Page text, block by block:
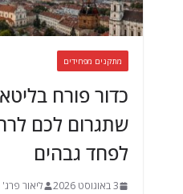
מתקנים מפחידים
כדור פורח
שתגרום לכם
לפחד גבהים
3 באוגוסט 2026 ליאור פרג'